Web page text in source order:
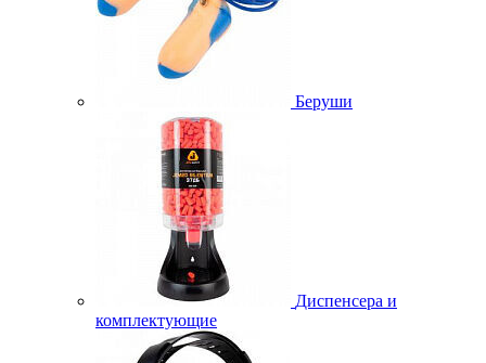
Беруши
Диспенсера и
комплектующие